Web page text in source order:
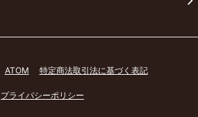
ATOM 特定商法取引法に基づく表記
プライバシーポリシー